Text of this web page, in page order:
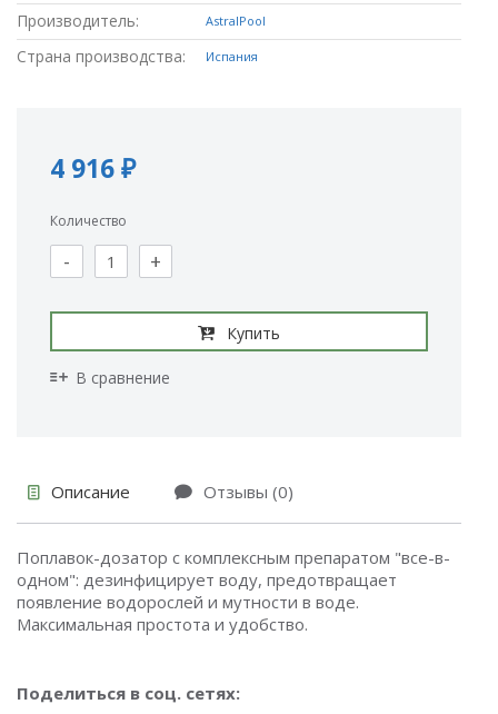
Производитель: AstralPool
Страна производства: Испания
4 916 ₽
Количество
- +
Купить
В сравнение
Описание Отзывы (0)
Поплавок-дозатор с комплексным препаратом "все-в-
одном": дезинфицирует воду, предотвращает
появление водорослей и мутности в воде.
Максимальная простота и удобство.
Поделиться в соц. сетях: